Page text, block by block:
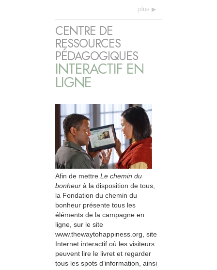
plus
CENTRE DE
RESSOURCES
PÉDAGOGIQUES
INTERACTIF EN
LIGNE
Afin de mettre Le chemin du
bonheur à la disposition de tous,
la Fondation du chemin du
bonheur présente tous les
éléments de la campagne en
ligne, sur le site
www.thewaytohappiness.org, site
Internet interactif où les visiteurs
peuvent lire le livret et regarder
tous les spots d’information, ainsi